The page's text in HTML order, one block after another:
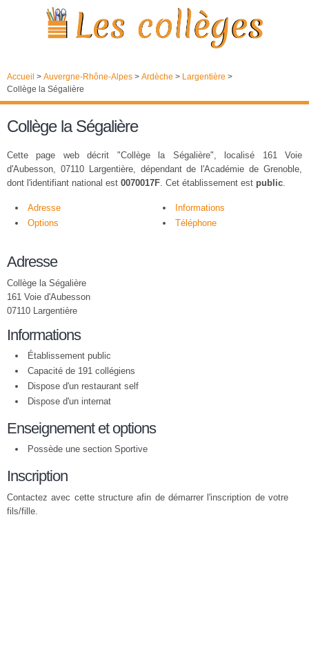
Accueil > Auvergne-Rhône-Alpes > Ardèche > Largentière >
Collège la Ségalière
Collège la Ségalière
Cette page web décrit "Collège la Ségalière", localisé 161 Voie
d'Aubesson, 07110 Largentière, dépendant de l'Académie de Grenoble,
dont l'identifiant national est 0070017F. Cet établissement est public.
Adresse
Informations
Options
Téléphone
Adresse
Collège la Ségalière
161 Voie d'Aubesson
07110 Largentière
Informations
Établissement public
Capacité de 191 collégiens
Dispose d'un restaurant self
Dispose d'un internat
Enseignement et options
Possède une section Sportive
Inscription
Contactez avec cette structure afin de démarrer l'inscription de votre
fils/fille.